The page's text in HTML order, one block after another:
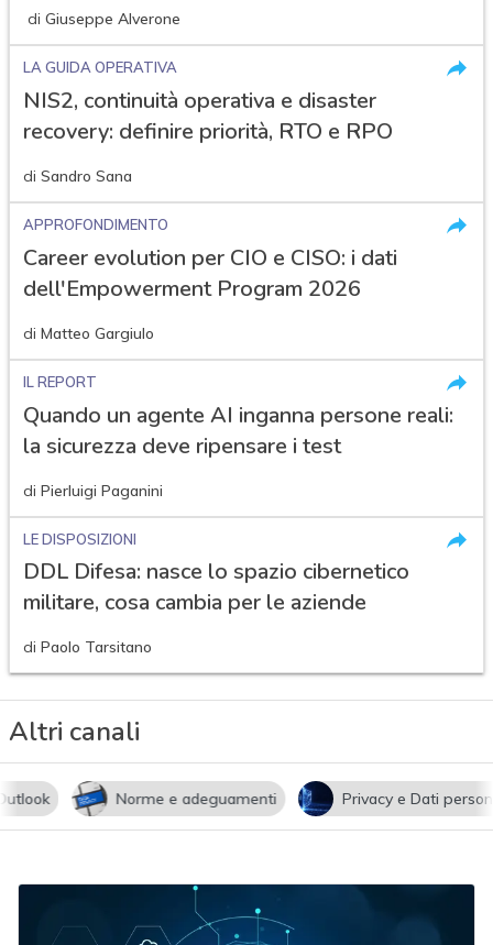
di Giuseppe Alverone
LA GUIDA OPERATIVA
NIS2, continuità operativa e disaster
recovery: definire priorità, RTO e RPO
di Sandro Sana
APPROFONDIMENTO
Career evolution per CIO e CISO: i dati
dell'Empowerment Program 2026
di Matteo Gargiulo
IL REPORT
Quando un agente AI inganna persone reali:
la sicurezza deve ripensare i test
di Pierluigi Paganini
LE DISPOSIZIONI
DDL Difesa: nasce lo spazio cibernetico
militare, cosa cambia per le aziende
di Paolo Tarsitano
Altri canali
Norme e adeguamenti Privacy e Dati